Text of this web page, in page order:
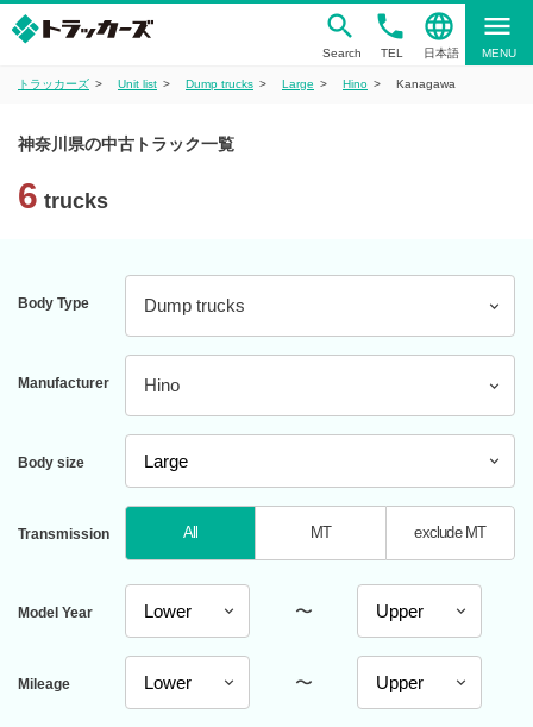
Search
phone
TEL
language
日本語
menu
MENU
トラッカーズ Unit list Dump trucks Large Hino Kanagawa
神奈川県の中古トラック一覧
6 trucks
Body Type Dump trucks
Manufacturer Hino
Body size
Transmission All MT exclude MT
Model Year 〜
Mileage 〜